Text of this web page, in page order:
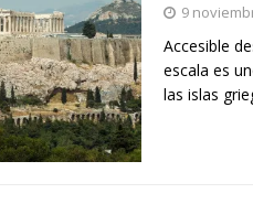
9
Accesible
escala es
las islas